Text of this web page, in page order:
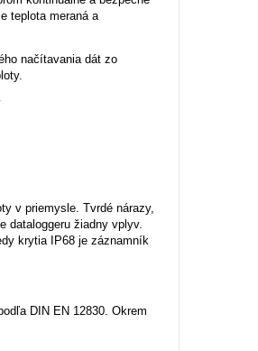
teplota meraná a
načítavania dát zo
v priemysle. Tvrdé nárazy,
dataloggeru žiadny vplyv.
krytia IP68 je záznamník
DIN EN 12830. Okrem